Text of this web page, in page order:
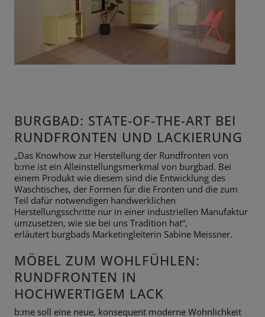
BURGBAD: STATE-OF-THE-ART BEI
RUNDFRONTEN UND LACKIERUNG
„Das Knowhow zur Herstellung der Rundfronten von
b:me ist ein Alleinstellungsmerkmal von burgbad. Bei
einem Produkt wie diesem sind die Entwicklung des
Waschtisches, der Formen für die Fronten und die zum
Teil dafür notwendigen handwerklichen
Herstellungsschritte nur in einer industriellen Manufaktur
umzusetzen, wie sie bei uns Tradition hat“,
erläutert burgbads Marketingleiterin Sabine Meissner.
MÖBEL ZUM WOHLFÜHLEN:
RUNDFRONTEN IN
HOCHWERTIGEM LACK
b:me soll eine neue, konsequent moderne Wohnlichkeit